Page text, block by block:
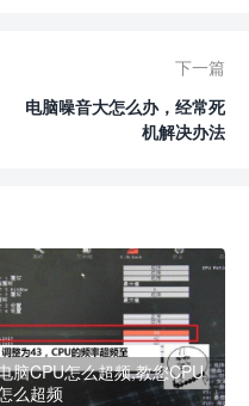
下一篇
电脑噪音大怎么办，经常死
机解决办法
脑CPU怎么超频,教您CPU
么超频